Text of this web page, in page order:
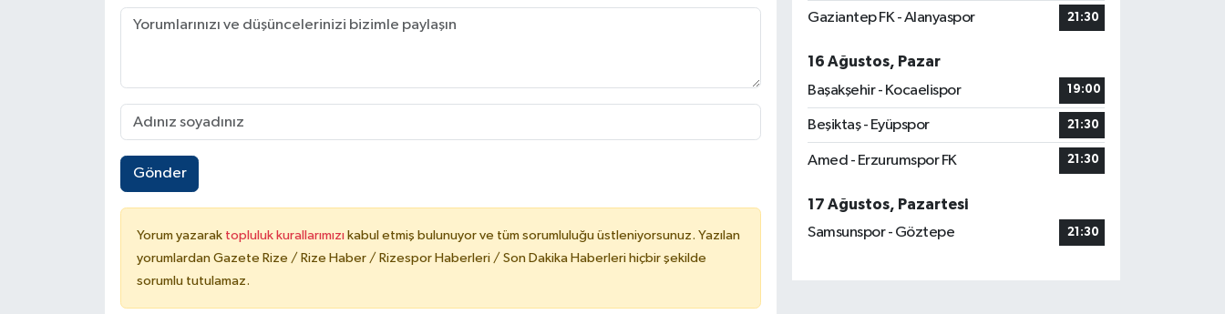
Gönder
Yorum yazarak topluluk kurallarımızı kabul etmiş bulunuyor ve tüm sorumluluğu üstleniyorsunuz. Yazılan
yorumlardan Gazete Rize / Rize Haber / Rizespor Haberleri / Son Dakika Haberleri hiçbir şekilde
sorumlu tutulamaz.
Gaziantep FK - Alanyaspor 21:30
16 Ağustos, Pazar
Başakşehir - Kocaelispor
19:00
Beşiktaş - Eyüpspor 21:30
Amed - Erzurumspor FK 21:30
17 Ağustos, Pazartesi
Samsunspor - Göztepe
21:30